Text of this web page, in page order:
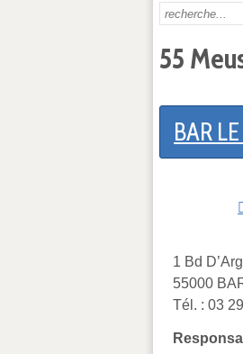
55
BAR
1 Bd
55000
Tél. : 03